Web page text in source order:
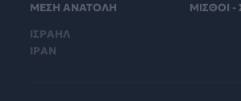
ΜΕΣΗ ΑΝΑΤΟΛΗ
ΙΣΡΑΗΛ
ΙΡΑΝ
ΜΙΣΘΟΙ -